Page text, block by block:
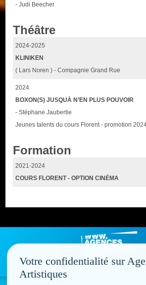
- Judi Beecher
Théâtre
2024-2025
KLINIKEN
( Lars Noren ) - Compagnie Grand Rue
2024
BOXON(S) JUSQUÀ N’EN PLUS POUVOIR
- Stéphane Jaubertie
Jeunes talents du cours Florent - promotion
Formation
2021-2024
COURS FLORENT - OPTION CINÉMA
Votre confidentialité sur
Artistiques